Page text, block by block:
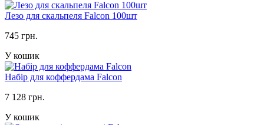
Лезо для скальпеля Falcon 100шт
745 грн.
У кошик
Набір для коффердама Falcon
7 128 грн.
У кошик